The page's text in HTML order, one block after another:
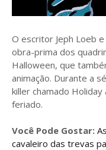
O escritor Jeph Loeb
obra-prima dos
Halloween, que
animação. Durante a
killer chamado
feriado.
Você Pode Gostar:
cavaleiro das trevas